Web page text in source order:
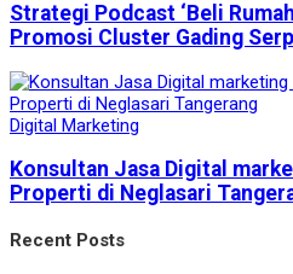
Strategi Podcast ‘Beli
Promosi Cluster Gading
Digital Marketing
Konsultan Jasa Digital
Properti di Neglasari
Recent Posts